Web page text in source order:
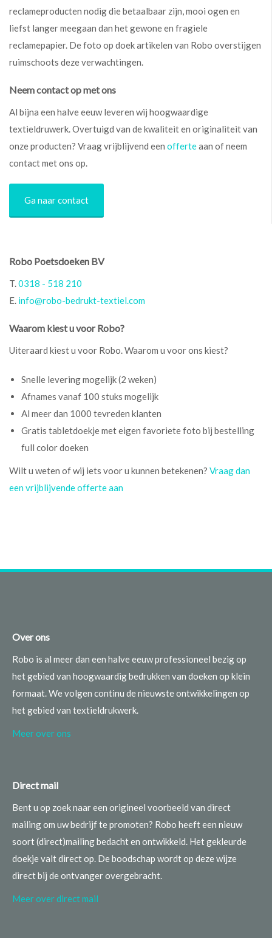
reclameproducten nodig die betaalbaar zijn, mooi ogen en
liefst langer meegaan dan het gewone en fragiele
reclamepapier. De foto op doek artikelen van Robo overstijgen
ruimschoots deze verwachtingen.
Neem contact op met ons
Al bijna een halve eeuw leveren wij hoogwaardige
textieldruwerk. Overtuigd van de kwaliteit en originaliteit van
onze producten? Vraag vrijblijvend een offerteaan of neem
contact met ons op.
Ga naar contact
Robo Poetsdoeken BV
T.0318 - 518 210
E. info@robo-bedrukt-textiel.com
Waarom kiest u voor Robo?
Uiteraard kiest u voor Robo. Waarom u voor ons kiest?
Snelle levering mogelijk (2 weken)
Afnames vanaf 100 stuks mogelijk
Al meer dan 1000 tevreden klanten
Gratis tabletdoekje met eigen favoriete foto bij bestelling
full color doeken
Wilt u weten of wij iets voor u kunnen betekenen? Vraag dan
een vrijblijvende offerte aan
Over ons
Robo is al meer dan een halve eeuw professioneel bezig op
het gebied van hoogwaardig bedrukken van doeken op klein
formaat. We volgen continu de nieuwste ontwikkelingen op
het gebied van textieldrukwerk.
Meer over ons
Direct mail
Bent u op zoek naar een origineel voorbeeld van direct
mailing om uw bedrijf te promoten? Robo heeft een nieuw
soort (direct)mailing bedacht en ontwikkeld. Het gekleurde
doekje valt direct op. De boodschap wordt op deze wijze
direct bij de ontvanger overgebracht.
Meer over direct mail